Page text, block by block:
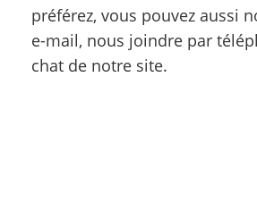
préférez, vous pouvez aussi
e-mail, nous joindre par
chat de notre site.